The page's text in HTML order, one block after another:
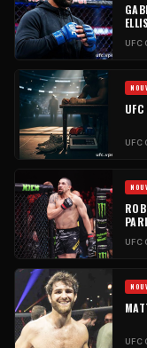
UFC
UFC
UFC
UFC
UFC